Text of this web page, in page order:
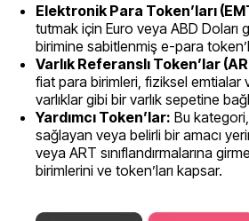
Elektronik Para Token’ları
tutmak için Euro veya ABD Doları
birimine sabitlenmiş e-para
Varlık Referanslı Token’lar
fiat para birimleri, fiziksel emtialar
varlıklar gibi bir varlık sepetine
Yardımcı Token’lar: Bu
sağlayan veya belirli bir amacı
veya ART sınıflandırmalarına
birimlerini ve token’ları kapsar.